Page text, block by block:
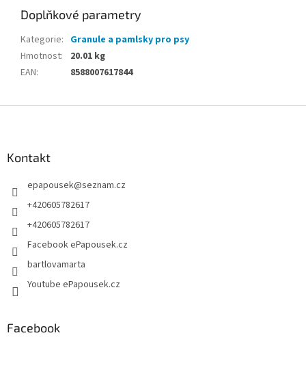
Doplňkové parametry
Kategorie: Granule a pamlsky pro psy
Hmotnost:
20.01 kg
EAN: 8588007617844
Kontakt
epapousek@seznam.cz
+420605782617
+420605782617
Facebook ePapousek.cz
bartlovamarta
Youtube ePapousek.cz
Facebook